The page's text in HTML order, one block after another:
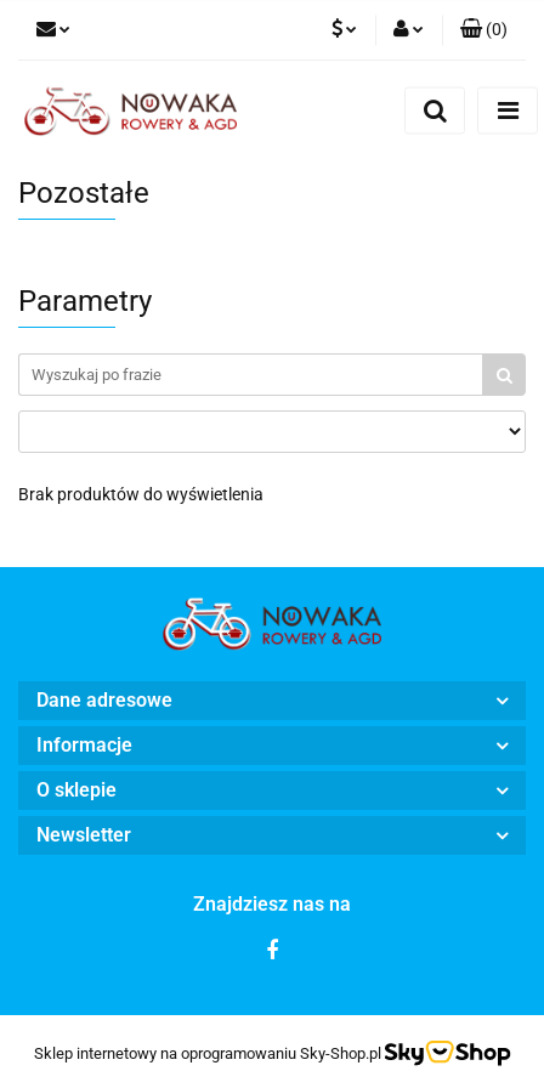
(0)
Pozostałe
Parametry
Brak produktów do wyświetlenia
Dane adresowe
Informacje
O sklepie
Newsletter
Znajdziesz nas na
Sklep internetowy na oprogramowaniu Sky-Shop.pl